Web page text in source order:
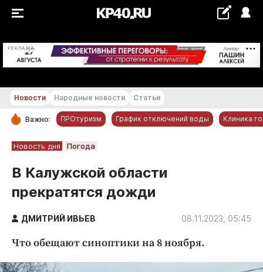
РЕКЛАМА +19...+20 °С
РУБРИКИ
Новости компаний
Статьи
Народные новости
Авто и транспорт
Новости Народные новости Статьи
Важно: ПРОтуризм График отключений воды Клиника
Новость дня Погода
В Калужской области
прекратятся дожди
ДМИТРИЙ ИВЬЕВ 08.11.2023, 05:45
Что обещают синоптики на 8 ноября.